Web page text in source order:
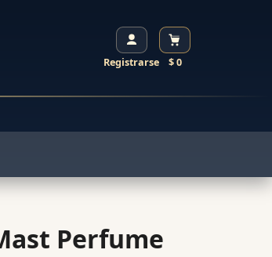
Registrarse $ 0
Perfume